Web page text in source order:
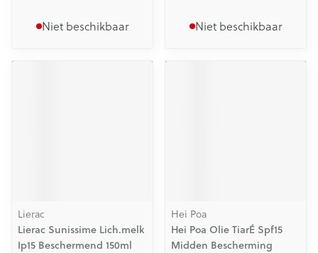
Niet beschikbaar Niet beschikbaar
Lierac
Lierac Sunissime Lich.melk
Ip15 Beschermend 150ml
Hei Poa
Hei Poa Olie TiarÉ Spf15
Midden Bescherming